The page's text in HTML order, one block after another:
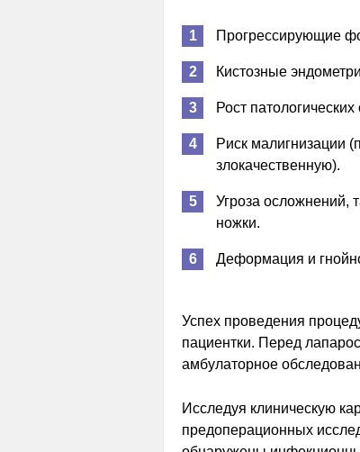
Прогрессирующие
Кистозные
Рост
Риск малигнизации
злокачественную).
Угроза осложнений,
ножки.
Деформация и
Успех проведения
пациентки. Перед
амбулаторное
Исследуя клиническую
предоперационных